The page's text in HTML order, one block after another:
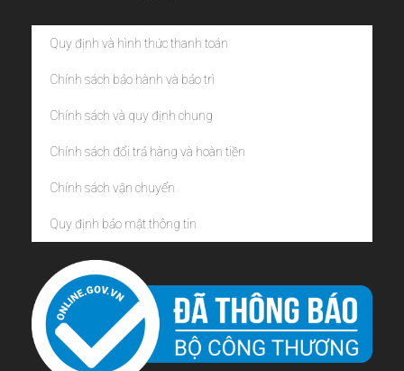
Quy định và hình thức thanh toán
Chính sách bảo hành và bảo trì
Chính sách và quy định chung
Chính sách đổi trả hàng và hoàn tiền
Chính sách vận chuyển
Quy định bảo mật thông tin